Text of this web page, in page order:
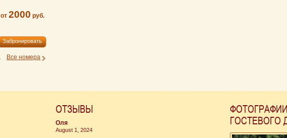
от 2000 руб.
Забронировать
Все номера
ОТЗЫВЫ
Оля
August 1, 2024
ГОСТЕВОГО